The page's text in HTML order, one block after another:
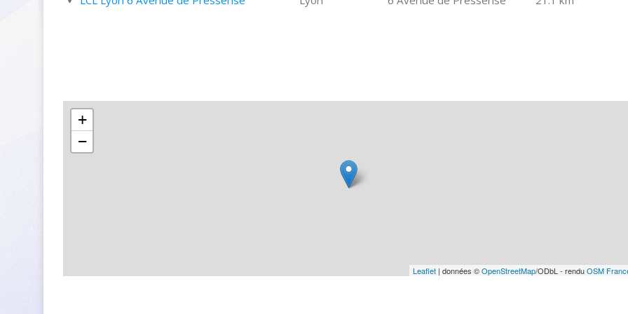
+
−
Leaflet| données ©OpenStreetMap/ODbL - renduOSM